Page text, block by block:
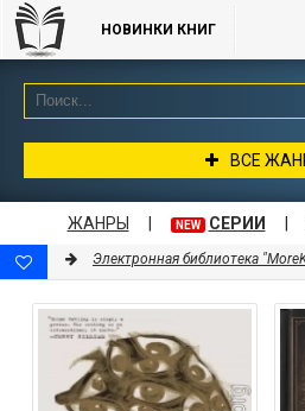
НОВИНКИ КНИГ
ВСЕ
ЖАНРЫ NEW СЕРИИ
Электронная библиотека